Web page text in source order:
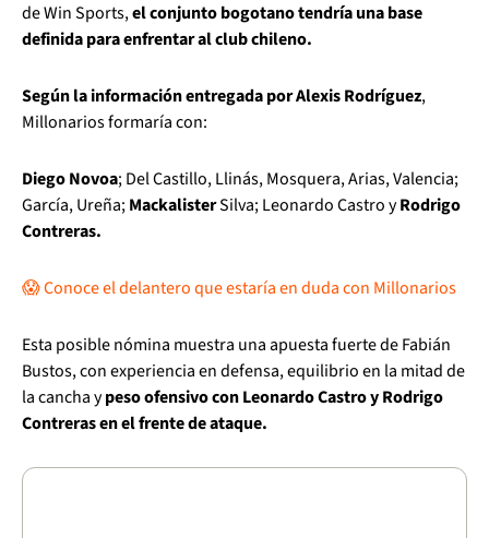
de Win Sports,el conjunto bogotano tendría una base
definida para enfrentar al club chileno.
Según la información entregada por Alexis Rodríguez,
Millonarios formaría con:
Diego Novoa; Del Castillo, Llinás, Mosquera, Arias, Valencia;
García, Ureña;MackalisterSilva; Leonardo Castro yRodrigo
Contreras.
😱 Conoce el delantero que estaría en duda con Millonarios
Esta posible nómina muestra una apuesta fuerte de Fabián
Bustos, con experiencia en defensa, equilibrio en la mitad de
la cancha ypeso ofensivo con Leonardo Castro y Rodrigo
Contreras en el frente de ataque.